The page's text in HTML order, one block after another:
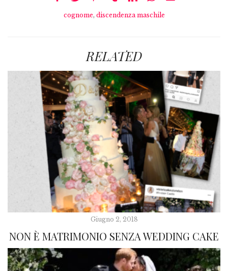
cognome, discendenza maschile
RELATED
Giugno 2, 2018
NON È MATRIMONIO SENZA WEDDING CAKE